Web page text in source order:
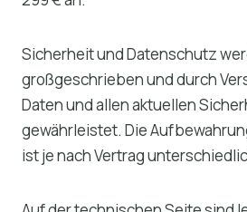
Sicherheit und Datenschutz
großgeschrieben und durch
Daten und allen aktuellen
gewährleistet. Die
ist je nach Vertrag